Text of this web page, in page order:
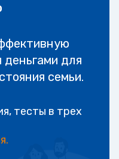
деньгами для
семьи.
тесты в трех